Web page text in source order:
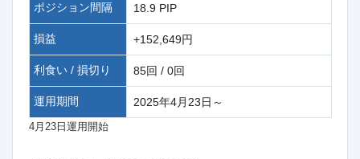
ポジション間隔 18.9 PIP
損益 +152,649円
利食い / 損切り 85回 / 0回
運用期間
2025年4月23日～
4月23日運用開始